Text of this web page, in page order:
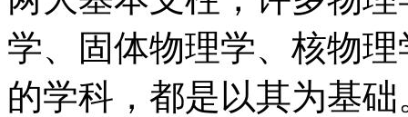
学、固体物理学、核物
的学科，都是以其为基础